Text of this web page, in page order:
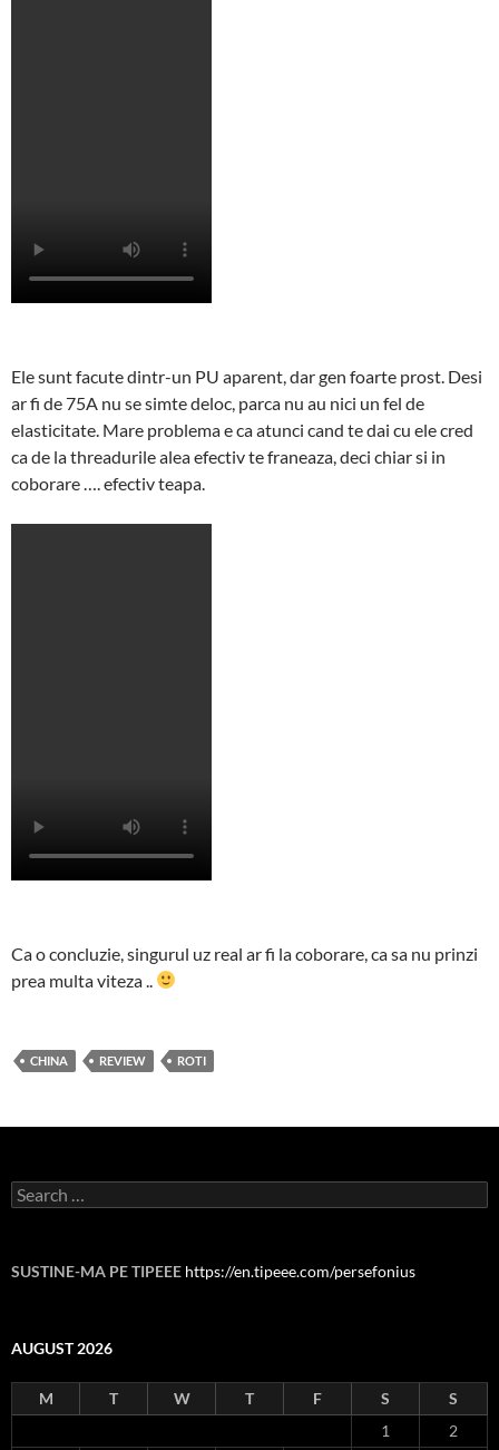
Ele sunt facute dintr-un PU aparent, dar gen foarte prost. Desi
ar fi de 75A nu se simte deloc, parca nu au nici un fel de
elasticitate. Mare problema e ca atunci cand te dai cu ele cred
ca de la threadurile alea efectiv te franeaza, deci chiar si in
coborare …. efectiv teapa.
Ca o concluzie, singurul uz real ar fi la coborare, ca sa nu prinzi
prea multa viteza ..
CHINA REVIEW ROTI
Search
for:
SUSTINE-MA PE TIPEEE https://en.tipeee.com/persefonius
AUGUST 2026
M T W T F S
S
1
2